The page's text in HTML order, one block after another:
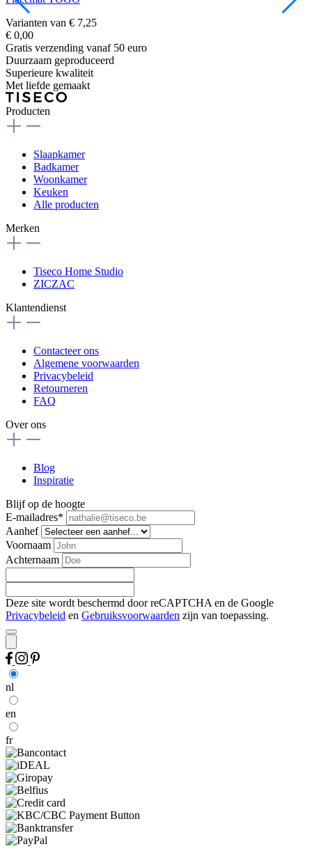
Varianten van € 7,25
€ 0,00
Gratis verzending vanaf 50 euro
Duurzaam geproduceerd
Superieure kwaliteit
Met liefde gemaakt
Producten
Slaapkamer
Badkamer
Woonkamer
Keuken
Alle producten
Merken
Tiseco Home Studio
ZICZAC
Klantendienst
Contacteer ons
Algemene voorwaarden
Privacybeleid
Retourneren
FAQ
Over ons
Blog
Inspiratie
Blijf op de hoogte
E-mailadres*
Aanhef
Voornaam
Achternaam
Deze site wordt beschermd door reCAPTCHA en de Google
Privacybeleid en Gebruiksvoorwaarden zijn van toepassing.
nl
en
fr